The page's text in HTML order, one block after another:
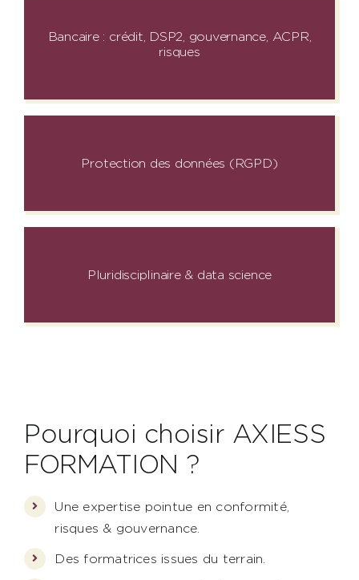
Bancaire : crédit, DSP2, gouvernance, ACPR,
risques
Protection des données (RGPD)
Pluridisciplinaire & data science
Pourquoi choisir AXIESS
FORMATION ?
Une expertise pointue en conformité,
risques & gouvernance.
Des formatrices issues du terrain.